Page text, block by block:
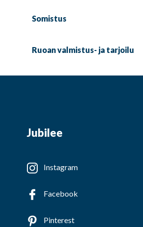
Somistus
Ruoan valmistus- ja tarjoilu
Jubilee
Instagram
Facebook
Pinterest